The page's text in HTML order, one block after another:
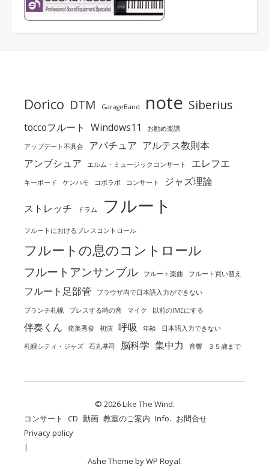
Dorico DTM GarageBand note Siberius
toccoフルート Windows11 お勧め楽譜
アップデート不具合 アパチュア アルテス教則本
アンブシュア
エルム・ミュージックコンサート エレフエ
キーボード ケンハモ コボラボ コンサート ジャズ理論
ストレッチ ドラム フルート
フルートにおけるブレスコントロール
フルートの息のコントロール
フルートアンサンブル フルート楽曲 フルート買い替え
フルート足部管 ブラウザ内で日本語入力ができない
ブランチ札幌 ブレスする時の音 マイク 以前のIMEにする
伴奏くん 侘美秀俊 初演 呼吸 年齢 日本語入力できない
札幌シティ・ジャズ 石丸基司 脳科学 集中力 音響 ３５歳まで
© 2026 Like The Wind.
コンサート
CD 動画 教室のご案内 Info. お問合せ
Privacy policy
Ashe Theme byWP Royal.